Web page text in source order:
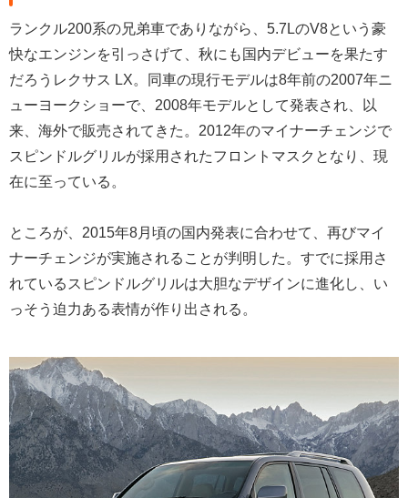
ランクル200系の兄弟車でありながら、5.7LのV8という豪
快なエンジンを引っさげて、秋にも国内デビューを果たす
だろうレクサス LX。同車の現行モデルは8年前の2007年ニ
ューヨークショーで、2008年モデルとして発表され、以
来、海外で販売されてきた。2012年のマイナーチェンジで
スピンドルグリルが採用されたフロントマスクとなり、現
在に至っている。
ところが、2015年8月頃の国内発表に合わせて、再びマイ
ナーチェンジが実施されることが判明した。すでに採用さ
れているスピンドルグリルは大胆なデザインに進化し、い
っそう迫力ある表情が作り出される。